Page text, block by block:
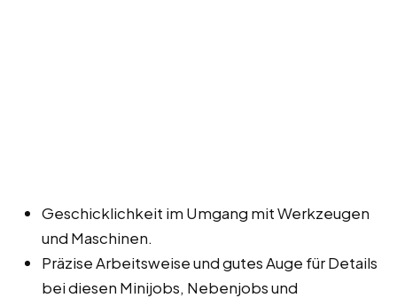
Geschicklichkeit im Umgang mit Werkzeugen
und Maschinen.
Präzise Arbeitsweise und gutes Auge für Details
bei diesen Minijobs, Nebenjobs und